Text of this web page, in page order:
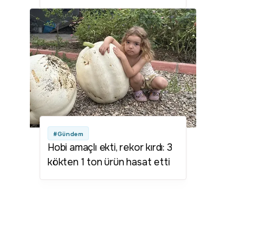
yüzünü güldürdü
#Gündem
Hobi amaçlı ekti, rekor kırdı: 3
kökten 1 ton ürün hasat etti